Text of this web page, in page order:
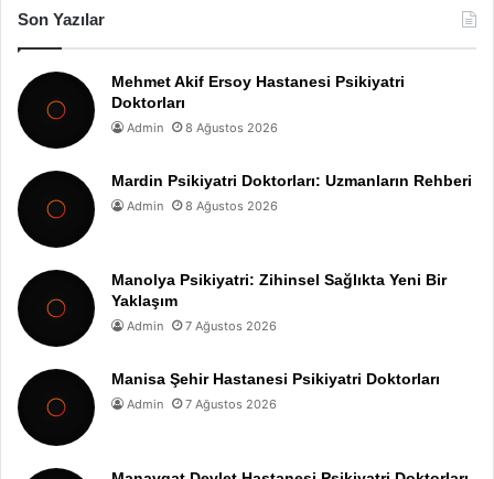
Son Yazılar
Mehmet Akif Ersoy Hastanesi Psikiyatri
Doktorları
Admin 8 Ağustos 2026
Mardin Psikiyatri Doktorları: Uzmanların Rehberi
Admin 8 Ağustos 2026
Manolya Psikiyatri: Zihinsel Sağlıkta Yeni Bir
Yaklaşım
Admin 7 Ağustos 2026
Manisa Şehir Hastanesi Psikiyatri Doktorları
Admin 7 Ağustos 2026